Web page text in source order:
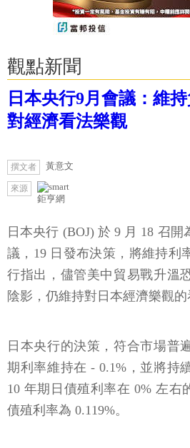
觀點新聞
日本央行9月會議：維
對經濟看法樂觀
撰文者 黃意文
來源
鉅亨網
日本央行 (BOJ) 於 9 月 18 召
議，19 日發布決策，將維持利
行指出，儘管美中貿易戰升溫
陰影，仍維持對日本經濟樂觀的
日本央行的決策，符合市場普
期利率維持在 - 0.1%，並將持
10 年期日債殖利率在 0% 左右
債殖利率為 0.119%。